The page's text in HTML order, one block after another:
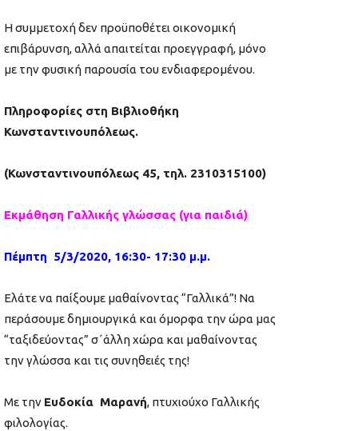
Η συμμετοχή δεν προϋποθέτει οικονομική
επιβάρυνση, αλλά απαιτείται προεγγραφή, μόνο
με την φυσική παρουσία του ενδιαφερομένου.
Πληροφορίες στη Βιβλιοθήκη
Κωνσταντινουπόλεως.
(Κωνσταντινουπόλεως 45, τηλ. 2310315100)
Εκμάθηση Γαλλικής γλώσσας (για παιδιά)
Πέμπτη 5/3/2020, 16:30- 17:30 μ.μ.
Ελάτε να παίξουμε μαθαίνοντας “Γαλλικά”! Να
περάσουμε δημιουργικά και όμορφα την ώρα μας
“ταξιδεύοντας” σ´άλλη χώρα και μαθαίνοντας
την γλώσσα και τις συνηθειές της!
Με την Ευδοκία Μαρανή, πτυχιούχο Γαλλικής
φιλολογίας.